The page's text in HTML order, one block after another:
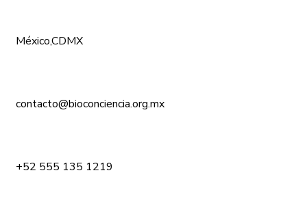
México,CDMX
contacto@bioconciencia.org.mx
+52 555 135 1219